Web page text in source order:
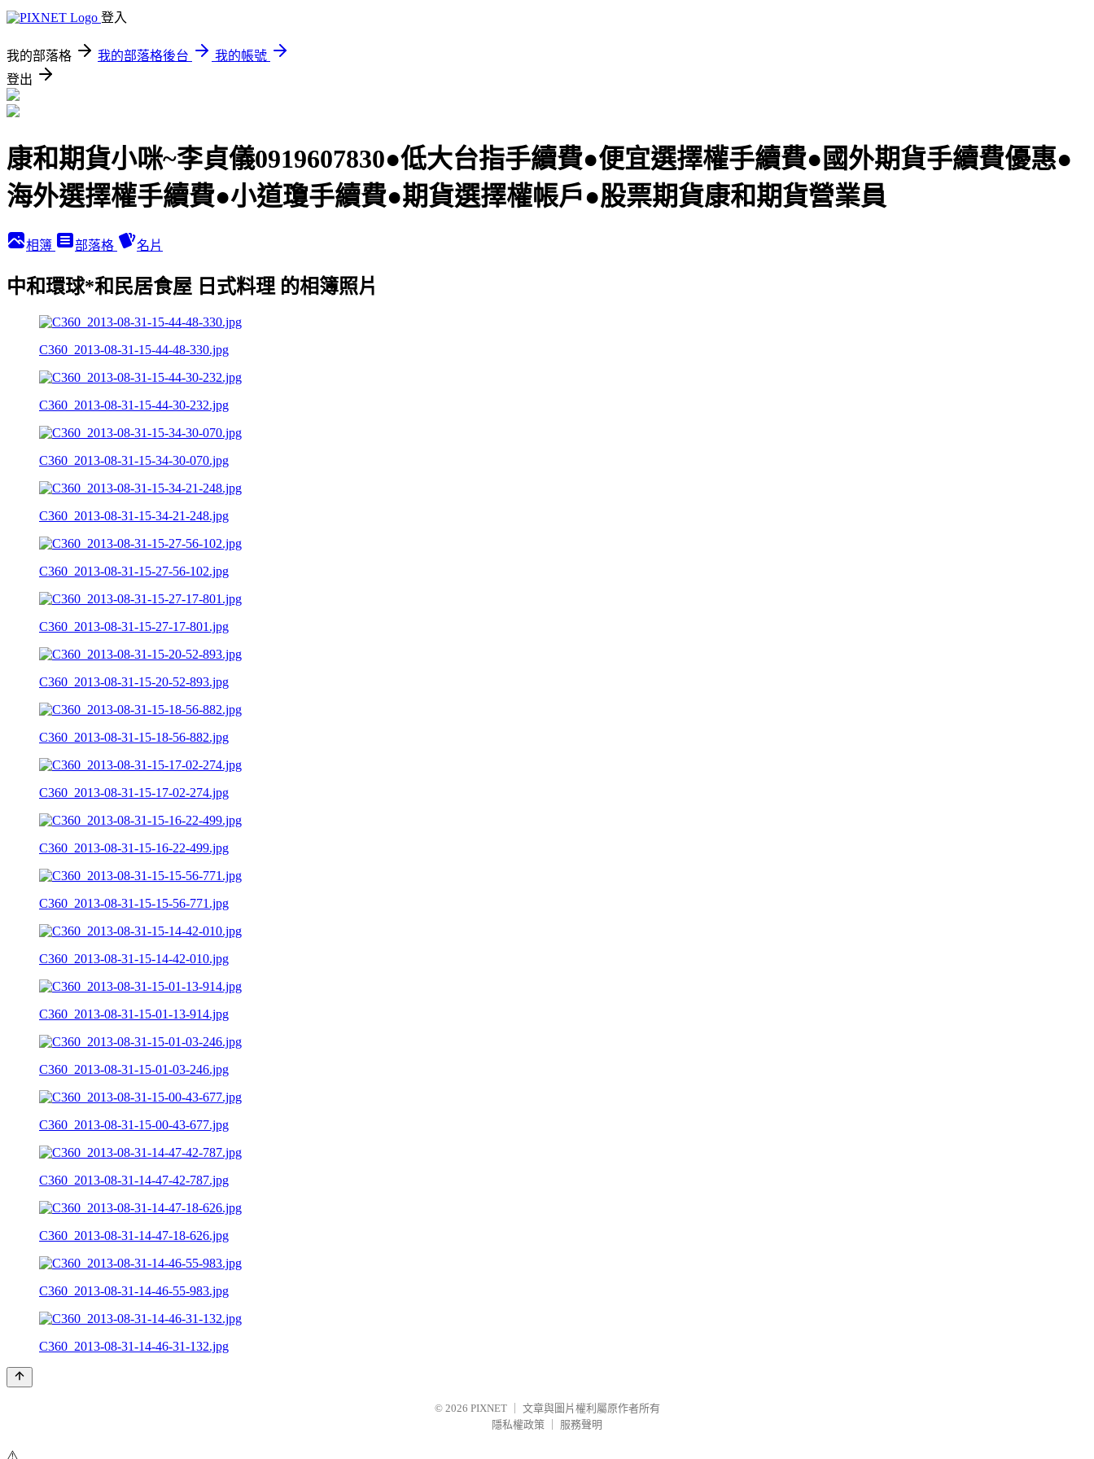
登入
我的部落格 我的部落格後台
我的帳號
登出
康和期貨小咪~李貞儀0919607830●低大台指手續費●便宜選擇權手續費●國外期貨手續費優惠●
海外選擇權手續費●小道瓊手續費●期貨選擇權帳戶●股票期貨康和期貨營業員
相簿 部落格 名片
中和環球*和民居食屋 日式料理 的相簿照片
C360_2013-08-31-15-44-48-330.jpg
C360_2013-08-31-15-44-30-232.jpg
C360_2013-08-31-15-34-30-070.jpg
C360_2013-08-31-15-34-21-248.jpg
C360_2013-08-31-15-27-56-102.jpg
C360_2013-08-31-15-27-17-801.jpg
C360_2013-08-31-15-20-52-893.jpg
C360_2013-08-31-15-18-56-882.jpg
C360_2013-08-31-15-17-02-274.jpg
C360_2013-08-31-15-16-22-499.jpg
C360_2013-08-31-15-15-56-771.jpg
C360_2013-08-31-15-14-42-010.jpg
C360_2013-08-31-15-01-13-914.jpg
C360_2013-08-31-15-01-03-246.jpg
C360_2013-08-31-15-00-43-677.jpg
C360_2013-08-31-14-47-42-787.jpg
C360_2013-08-31-14-47-18-626.jpg
C360_2013-08-31-14-46-55-983.jpg
C360_2013-08-31-14-46-31-132.jpg
© 2026 PIXNET
文章與圖片權利屬原作者所有
隱私權政策
服務聲明
⚠️